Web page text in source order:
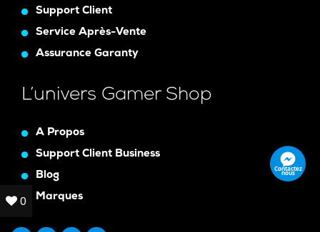
Support Client
Service Après-Vente
Assurance Garanty
L’univers Gamer Shop
A Propos
Support Client Business
Blog
Marques
Contactez
nous
0
0